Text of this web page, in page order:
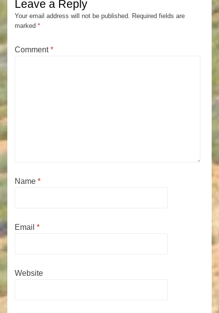
Leave a Reply
Your email address will not be published. Required fields are
marked *
Comment*
Name *
Email *
Website